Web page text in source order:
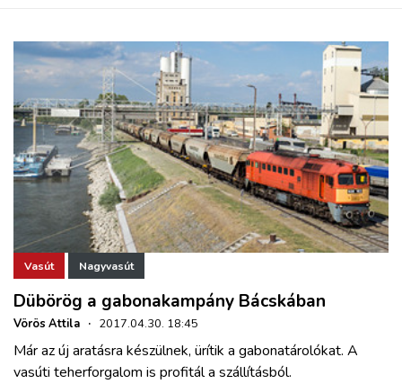
Vasút Nagyvasút
Dübörög a gabonakampány Bácskában
Vörös Attila · 2017.04.30. 18:45
Már az új aratásra készülnek, ürítik a gabonatárolókat. A
vasúti teherforgalom is profitál a szállításból.